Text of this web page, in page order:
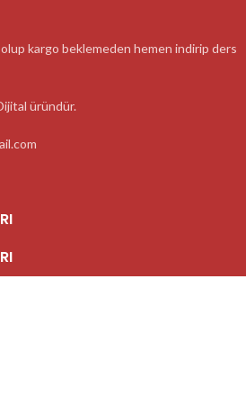
olup kargo beklemeden hemen indirip ders
üründür.